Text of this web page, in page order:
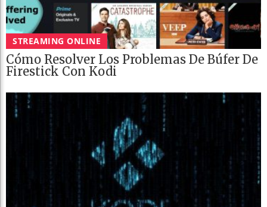
STREAMING ONLINE
Cómo Resolver Los Problemas De Búfer De
Firestick Con Kodi